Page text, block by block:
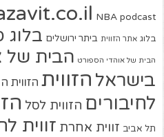
NBA podcast
בלוג אתר הזווית ביתר ירושלים בלוג
הבית של אוהדי הספורט הבית של
בישראל הזווית הזווית
לחיבורים הזווית לסל
תל אביב זווית אחרת זווית